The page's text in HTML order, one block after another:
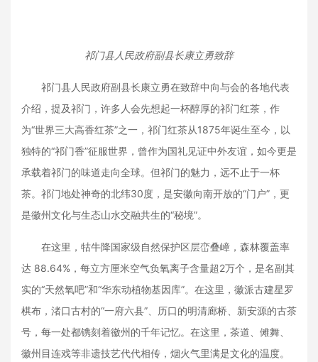
祁门县人民政府副县长康立勇致辞
祁门县人民政府副县长康立勇在致辞中向与会的各地代表
介绍，提及祁门，许多人会先想起一杯醇厚的祁门红茶，作
为“世界三大高香红茶”之一，祁门红茶从1875年诞生至今，以
独特的“祁门香”征服世界，曾作为国礼见证中外友谊，如今更是
承载着祁门的味道走向全球。但祁门的魅力，远不止于一杯
茶。祁门地处神奇的北纬30度，是安徽向南开放的“门户”，更
是徽州文化与生态山水交融共生的“秘境”。
在这里，牯牛降国家级自然保护区层峦叠嶂，森林覆盖率
达 88.64%，每立方厘米空气负氧离子含量超2万个，是名副其
实的“天然氧吧”和“华东动植物基因库”。在这里，徽派古建星罗
棋布，渚口古村的“一府六县”、历口的明清廊桥、新安源的古茶
号，每一处都镌刻着徽州的千年记忆。在这里，茶道、傩舞、
徽州目连戏等非遗技艺代代相传，烟火气里满是文化的温度。